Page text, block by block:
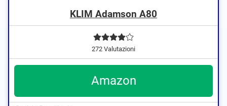
KLIM Adamson A80
272 Valutazioni
Amazon